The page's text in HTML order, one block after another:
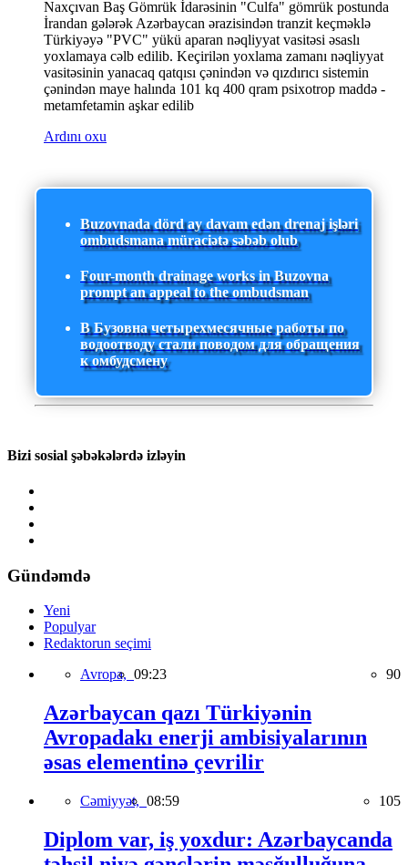
Naxçıvan Baş Gömrük İdarəsinin "Culfa" gömrük postunda
İrandan gələrək Azərbaycan ərazisindən tranzit keçməklə
Türkiyəyə "PVC" yükü aparan nəqliyyat vasitəsi əsaslı
yoxlamaya cəlb edilib. Keçirilən yoxlama zamanı nəqliyyat
vasitəsinin yanacaq qatqısı çənindən və qızdırıcı sistemin
çənindən maye halında 101 kq 400 qram psixotrop maddə -
metamfetamin aşkar edilib
Ardını oxu
Buzovnada dörd ay davam edən drenaj işləri
ombudsmana müraciətə səbəb olub
Four-month drainage works in Buzovna
prompt an appeal to the ombudsman
В Бузовна четырехмесячные работы по
водоотводу стали поводом для обращения
к омбудсмену
Bizi sosial şəbəkələrdə izləyin
Gündəmdə
Yeni
Populyar
Redaktorun seçimi
Avropa, 09:23 90
Azərbaycan qazı Türkiyənin
Avropadakı enerji ambisiyalarının
əsas elementinə çevrilir
Cəmiyyət, 08:59 105
Diplom var, iş yoxdur: Azərbaycanda